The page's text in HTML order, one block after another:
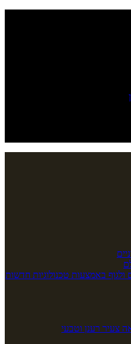
ולגוף באמצעות טכנולוגיות חדשות
צעיר רענן וטבעי